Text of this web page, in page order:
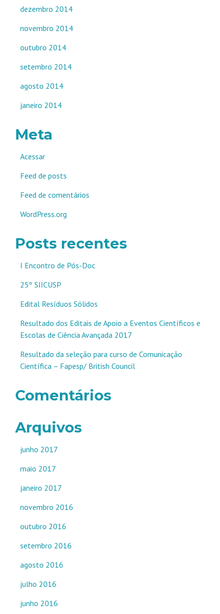
dezembro 2014
novembro 2014
outubro 2014
setembro 2014
agosto 2014
janeiro 2014
Meta
Acessar
Feed de posts
Feed de comentários
WordPress.org
Posts recentes
I Encontro de Pós-Doc
25º SIICUSP
Edital Resíduos Sólidos
Resultado dos Editais de Apoio a Eventos Científicos e
Escolas de Ciência Avançada 2017
Resultado da seleção para curso de Comunicação
Científica – Fapesp/ British Council
Comentários
Arquivos
junho 2017
maio 2017
janeiro 2017
novembro 2016
outubro 2016
setembro 2016
agosto 2016
julho 2016
junho 2016